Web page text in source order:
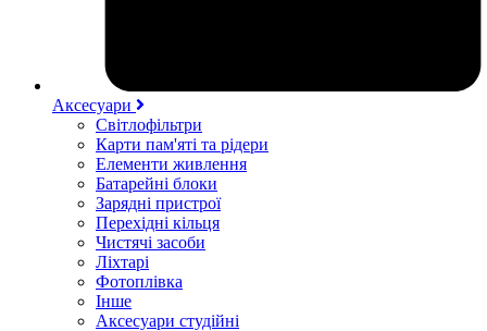
Аксесуари
Світлофільтри
Карти пам'яті та рідери
Елементи живлення
Батарейні блоки
Зарядні пристрої
Перехідні кільця
Чистячі засоби
Ліхтарі
Фотоплівка
Інше
Аксесуари студійні